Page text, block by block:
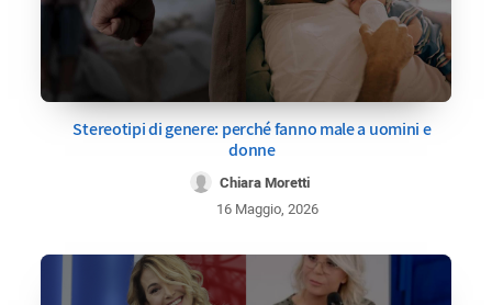
Stereotipi di genere: perché fanno male a uomini e
donne
Chiara Moretti
16 Maggio, 2026